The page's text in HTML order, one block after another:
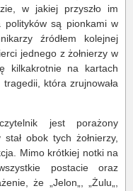
w jakiej przyszło im
są pionkami w
źródłem kolejnej
jednego z żołnierzy w
kilkakrotnie na kartach
która zrujnowała
jest porażony
obok tych żołnierzy,
Mimo krótkiej notki na
postacie oraz
że „Jelon„, „Żulu„,